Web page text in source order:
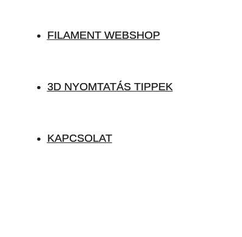
FILAMENT WEBSHOP
3D NYOMTATÁS TIPPEK
KAPCSOLAT
FILAMENT WEBSHOP
3D NYOMTATÁS TIPPEK
KAPCSOLAT